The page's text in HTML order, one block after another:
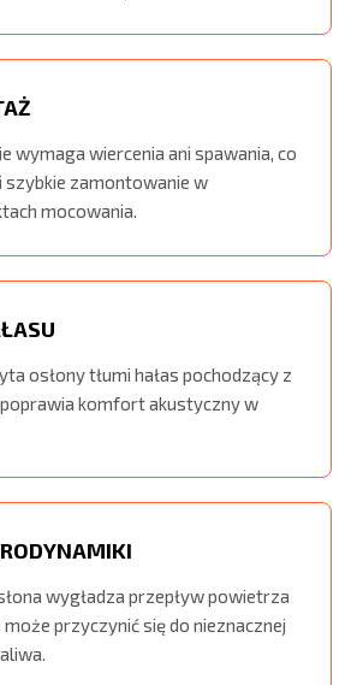
wymaga wiercenia ani spawania, co
szybkie zamontowanie w
mocowania.
osłony tłumi hałas pochodzący z
poprawia komfort akustyczny w
wygładza przepływ powietrza
przyczynić się do nieznacznej